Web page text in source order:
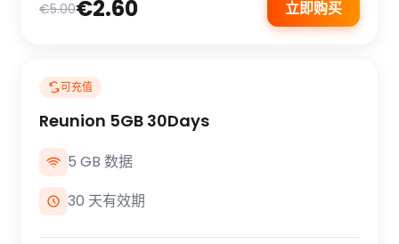
€5.00€2.60 立即购买
可充值
Reunion 5GB 30Days
5 GB 数据
30 天有效期